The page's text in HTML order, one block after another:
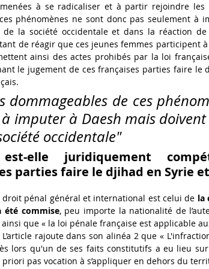
à se radicaliser et à partir rejoindre les
phénomènes ne sont donc pas seulement à
la société occidentale et dans la réaction
de réagir que ces jeunes femmes participent
ainsi des actes prohibés par la loi
le jugement de ces françaises parties faire le
dommageables de ces
imputer à Daesh mais
occidentale"
elle juridiquement
parties faire le djihad en Syrie
droit pénal général et international est celui de la
été commise, peu importe la nationalité de
que « la loi pénale française est applicable
rajoute dans son alinéa 2 que «
lors qu'un de ses faits constitutifs a eu lieu
priori pas vocation à s’appliquer en dehors du